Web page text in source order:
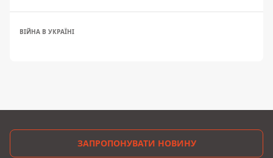
ВІЙНА В УКРАЇНІ
ЗАПРОПОНУВАТИ НОВИНУ